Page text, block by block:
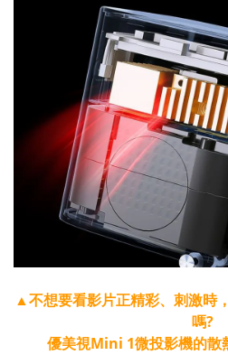
▲不想要看影片正精彩、刺激時
嗎?
優美視Mini 1微投影機的散